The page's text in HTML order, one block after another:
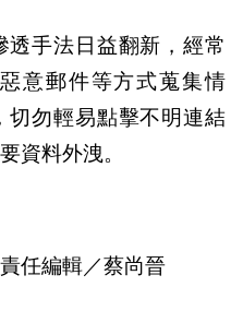
手法日益翻新，經常
意郵件等方式蒐集情
切勿輕易點擊不明連結
資料外洩。
任編輯／蔡尚晉